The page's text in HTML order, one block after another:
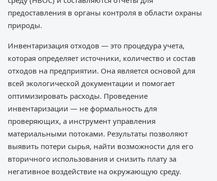
предоставления в органы контроля в области охраны
природы.
Инвентаризация отходов — это процедура учета,
которая определяет источники, количество и состав
отходов на предприятии. Она является основой для
всей экологической документации и помогает
оптимизировать расходы. Проведение
инвентаризации — не формальность для
проверяющих, а инструмент управления
материальными потоками. Результаты позволяют
выявить потери сырья, найти возможности для его
вторичного использования и снизить плату за
негативное воздействие на окружающую среду.